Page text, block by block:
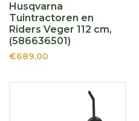
Husqvarna
Tuintractoren en
Riders Veger 112 cm,
(586636501)
€689,00